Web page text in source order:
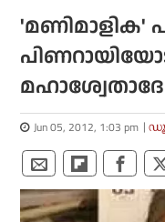
'മണിമാളിക'
പിണറായിയോട്
Jun 05, 2012, 1:03 pm